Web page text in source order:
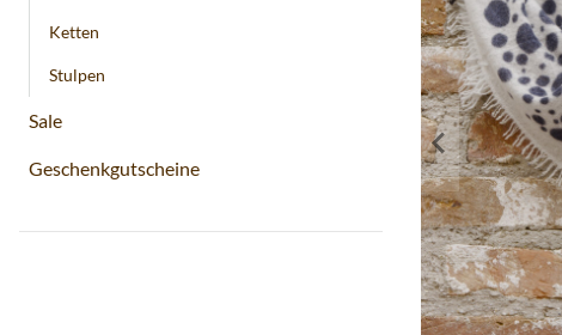
Ketten
Stulpen
Sale
Geschenkgutscheine